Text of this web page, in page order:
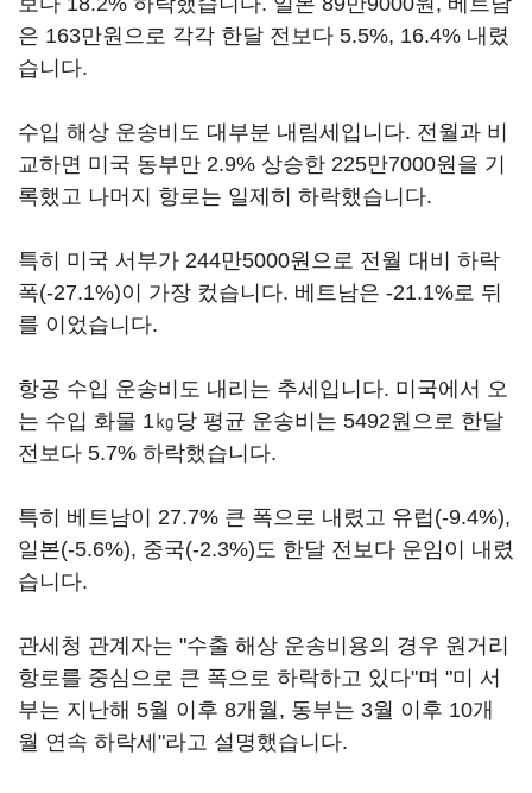
은 163만원으로 각각 한달 전보다 5.5%, 16.4% 내렸
습니다.
수입 해상 운송비도 대부분 내림세입니다. 전월과 비
교하면 미국 동부만 2.9% 상승한 225만7000원을 기
록했고 나머지 항로는 일제히 하락했습니다.
특히 미국 서부가 244만5000원으로 전월 대비 하락
폭(-27.1%)이 가장 컸습니다. 베트남은 -21.1%로 뒤
를 이었습니다.
항공 수입 운송비도 내리는 추세입니다. 미국에서 오
는 수입 화물 1㎏당 평균 운송비는 5492원으로 한달
전보다 5.7% 하락했습니다.
특히 베트남이 27.7% 큰 폭으로 내렸고 유럽(-9.4%),
일본(-5.6%), 중국(-2.3%)도 한달 전보다 운임이 내렸
습니다.
관세청 관계자는 "수출 해상 운송비용의 경우 원거리
항로를 중심으로 큰 폭으로 하락하고 있다"며 "미 서
부는 지난해 5월 이후 8개월, 동부는 3월 이후 10개
월 연속 하락세"라고 설명했습니다.